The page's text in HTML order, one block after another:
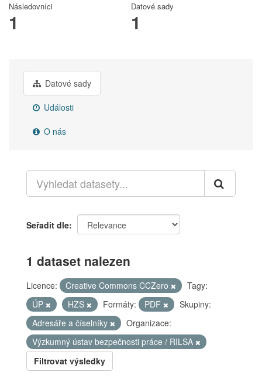
Následovníci
1
Datové sady
1
Datové sady
Události
O nás
Seřadit dle
1 dataset nalezen
Licence: Creative Commons CCZero
Tagy:
ÚP
HZS Formáty: PDF
Skupiny:
Adresáře a číselníky
Organizace:
Výzkumný ústav bezpečnosti práce / RILSA
Filtrovat výsledky